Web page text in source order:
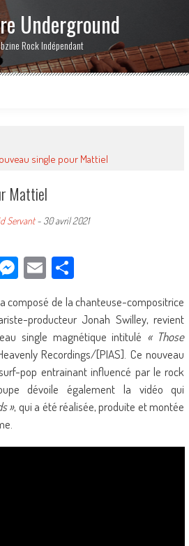
Underground
Rock Indépendant
single pour Mattiel
Mattiel
Servant- 30 avril 2021
Messenger
EmailPartager
composé de la chanteuse-compositrice
producteur Jonah Swilley, revient
single magnétique intitulé « Those
Recordings/[PIAS]. Ce nouveau
pop entrainant influencé par le rock
dévoile également la vidéo qui
», qui a été réalisée, produite et montée